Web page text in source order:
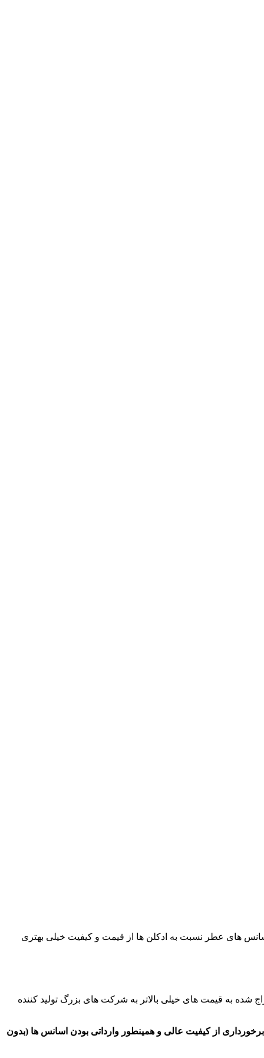
های عطر نسبت به ادکلن ها از قیمت و کیفیت خیلی بهتری
شده به قیمت های خیلی بالاتر به شرکت های بزرگ تولید کننده
قیمت عطر های پر فروش به صورت 10 میل آماده کرده ایم، مزیت رقابتی و مهم اسانس های عطر کالا021 برخورداری از کیفیت عالی و همینطور وارداتی بودن اسانس ها (بدون